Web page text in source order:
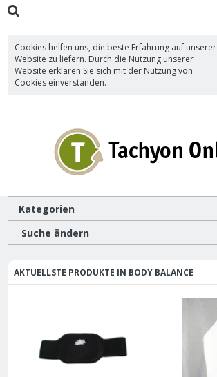
Cookies helfen uns, die beste Erfahrung auf unserer
Website zu liefern. Durch die Nutzung unserer
Website erklären Sie sich mit der Nutzung von
Cookies einverstanden.
Kategorien
Suche ändern
AKTUELLSTE PRODUKTE IN BODY BALANCE